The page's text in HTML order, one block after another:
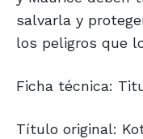
salvarla y
los peligros que
Ficha técnica:
Título original: